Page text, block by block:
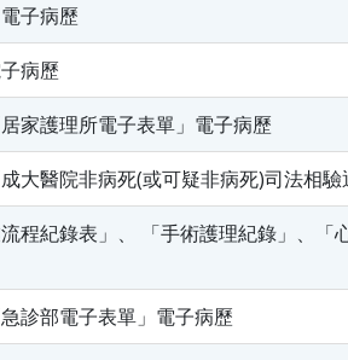
子病歷
病歷
家護理所電子表單」電子病歷
大醫院非病死(或可疑非病死)司法相
程紀錄表」、 「手術護理紀錄」、「
診部電子表單」電子病歷